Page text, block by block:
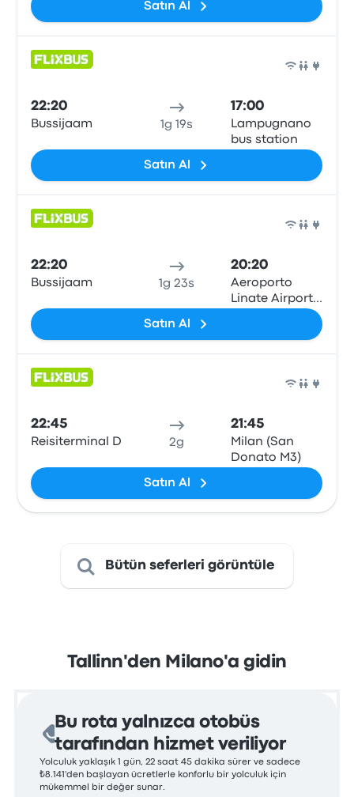
Satın Al
22:20
Bussijaam 1g 19s
17:00
Lampugnano
bus station
Satın Al
22:20
Bussijaam 1g 23s
20:20
Aeroporto
Linate Airport
Satın Al
22:45
Reisiterminal D 2g
21:45
Milan (San
Donato M3)
Satın Al
Bütün seferleri görüntüle
Tallinn'den Milano'a gidin
Bu rota yalnızca otobüs
tarafından hizmet veriliyor
Yolculuk yaklaşık 1 gün, 22 saat 45 dakika sürer ve sadece
₺8.141'den başlayan ücretlerle konforlu bir yolculuk için
mükemmel bir değer sunar.